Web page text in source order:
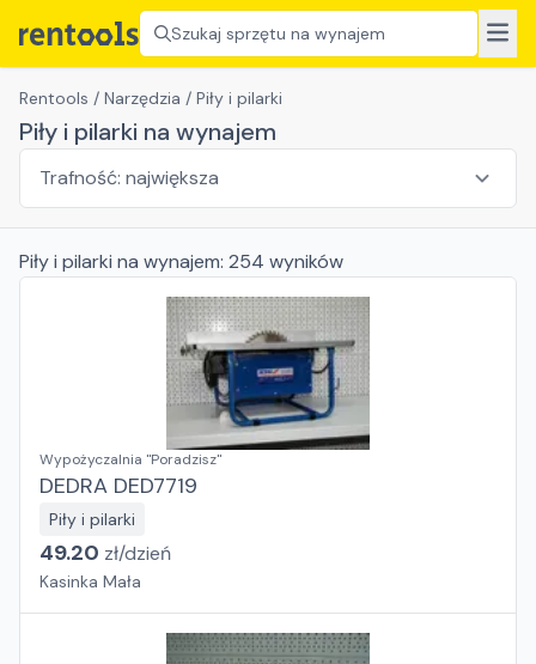
Szukaj sprzętu na wynajem
Rentools / Narzędzia / Piły i pilarki
Piły i pilarki na wynajem
Piły i pilarki na wynajem: 254 wyników
Wypożyczalnia "Poradzisz"
DEDRA DED7719
Piły i pilarki
49.20 zł/dzień
Kasinka Mała